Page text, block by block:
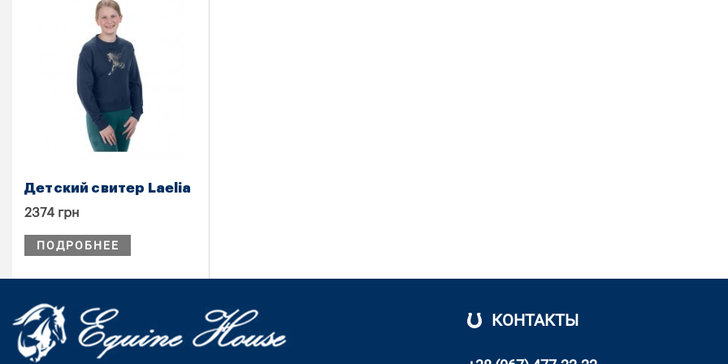
Детский свитер Laelia
2374 грн
ПОДРОБНЕЕ
КОНТАКТЫ